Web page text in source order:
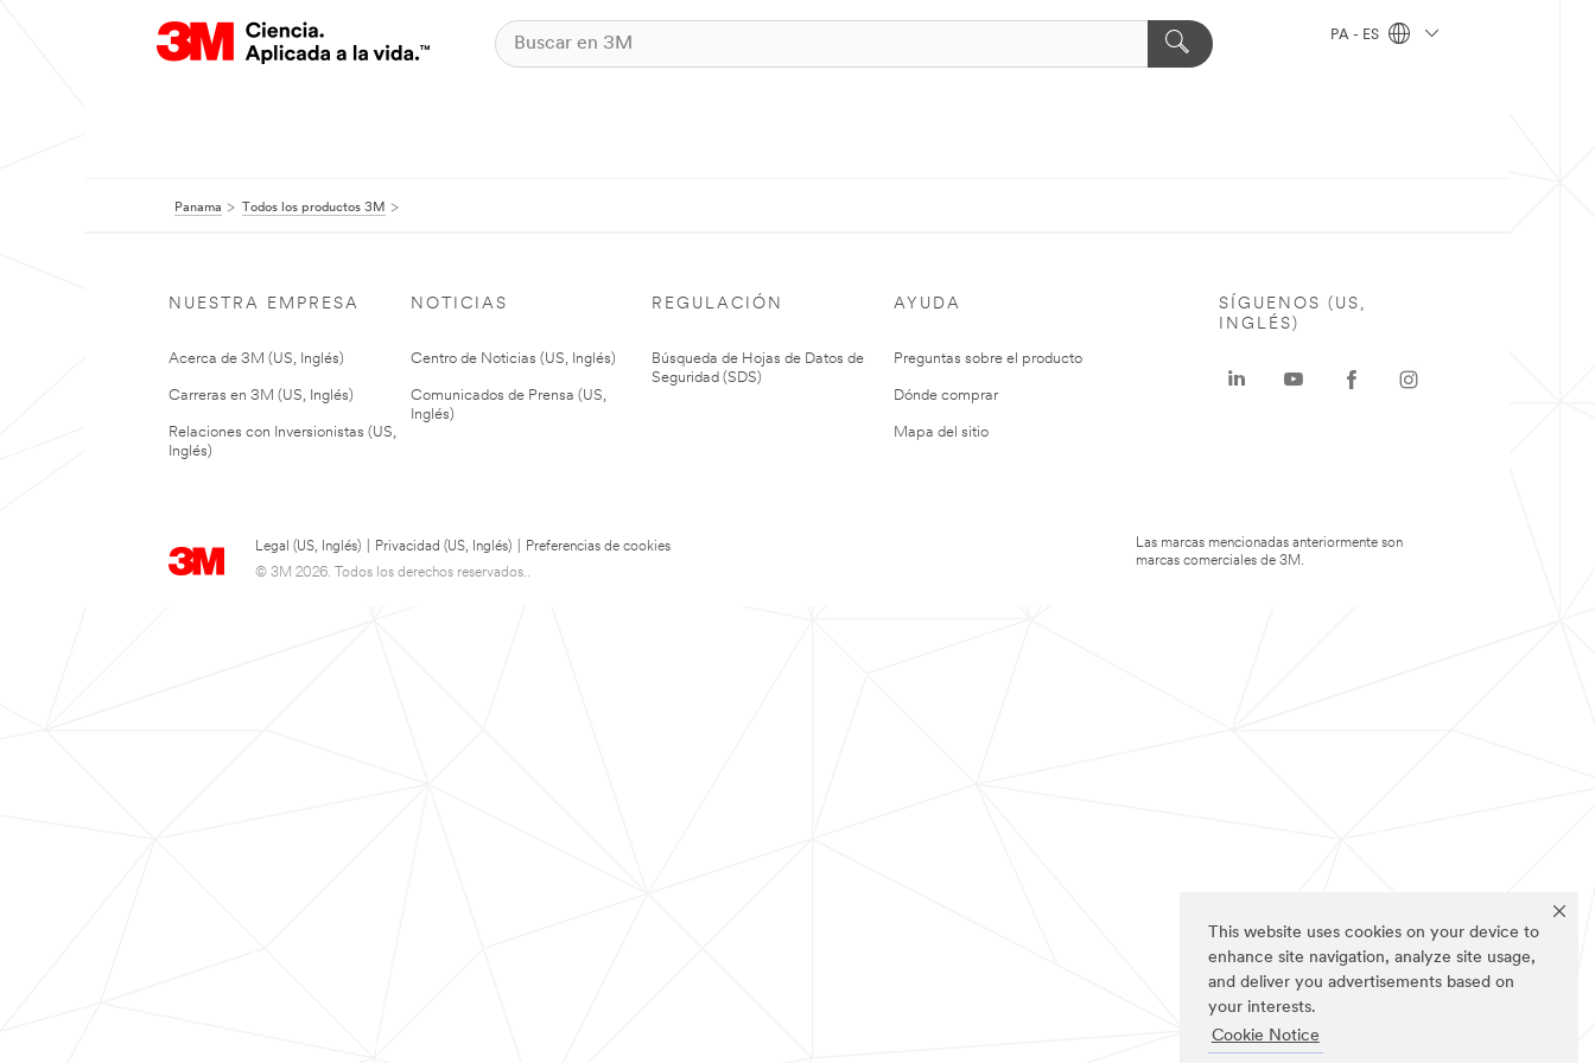
This website uses cookies on your device to
enhance site navigation, analyze site usage,
and deliver you advertisements based on
your interests.
Cookie Notice
PA - ES
Panama Todos los productos 3M
NUESTRA EMPRESA
Acerca de 3M (US, Inglés)
Carreras en 3M (US, Inglés)
Relaciones con Inversionistas (US,
Inglés)
NOTICIAS
Centro de Noticias (US, Inglés)
Comunicados de Prensa (US,
Inglés)
REGULACIÓN
Búsqueda de Hojas de Datos de
Seguridad (SDS)
AYUDA
Preguntas sobre el producto
Dónde comprar
Mapa del sitio
Legal (US, Inglés) Privacidad (US, Inglés)
Preferencias de cookies
© 3M 2026. Todos los derechos reservados..
SÍGUENOS (US,
INGLÉS)
Las marcas mencionadas anteriormente son
marcas comerciales de 3M.